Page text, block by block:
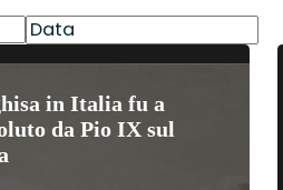
in Italia fu a
da Pio IX sul